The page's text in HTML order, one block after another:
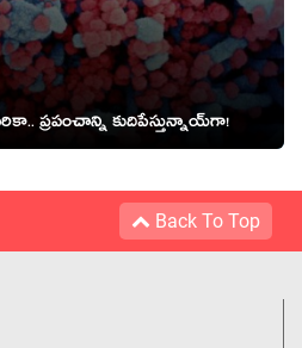
ప్ర‌పంచాన్ని కుదిపేస్తున్నాయ్‌గా!
Back To Top